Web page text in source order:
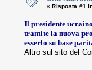
« Risposta #1
Il presidente
tramite la nuova
esserlo su base
Altro sul sito del